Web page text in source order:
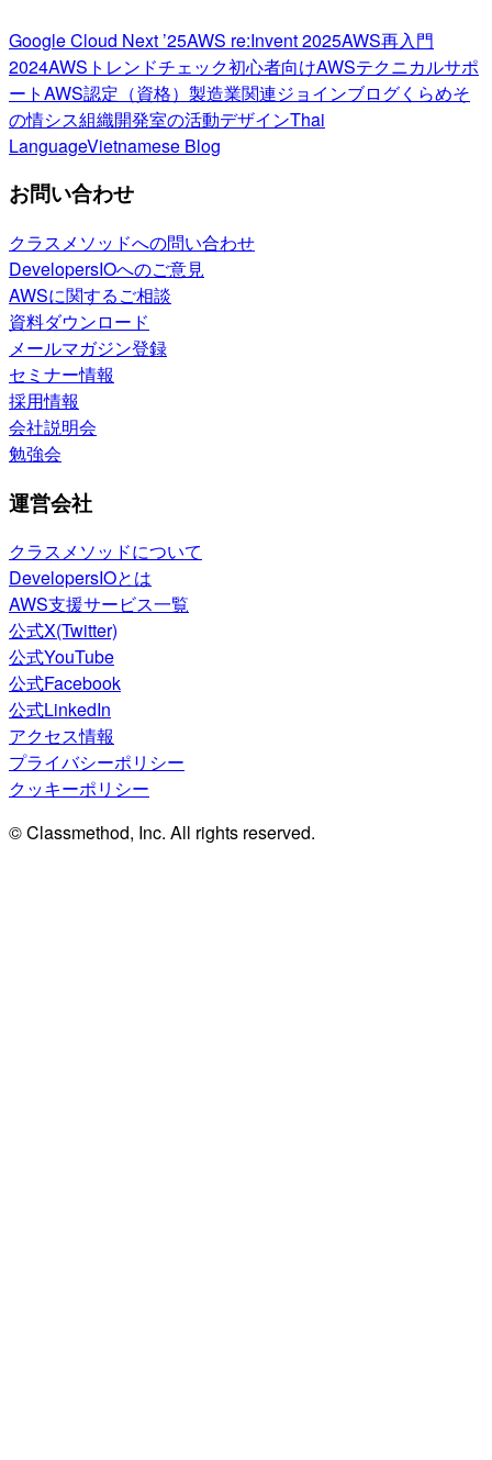
Google Cloud Next ’25AWS re:Invent 2025AWS再入門
2024AWSトレンドチェック初心者向けAWSテクニカルサポ
ートAWS認定（資格） 製造業関連ジョインブログくらめそ
の情シス組織開発室の活動デザインThai
LanguageVietnamese Blog
お問い合わせ
クラスメソッドへの問い合わせ
DevelopersIOへのご意見
AWSに関するご相談
資料ダウンロード
メールマガジン登録
セミナー情報
採用情報
会社説明会
勉強会
運営会社
クラスメソッドについて
DevelopersIOとは
AWS支援サービス一覧
公式X(Twitter)
公式YouTube
公式Facebook
公式LinkedIn
アクセス情報
プライバシーポリシー
クッキーポリシー
© Classmethod, Inc. All rights reserved.